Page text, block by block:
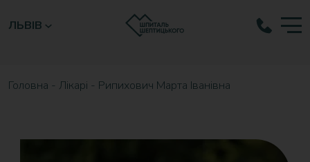
ЛЬВІВ
Головна - Лікарі - Рипихович Марта Іванівна